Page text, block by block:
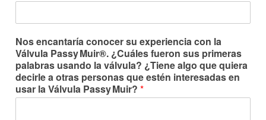
Nos encantaría conocer su experiencia con la
Válvula Passy Muir®. ¿Cuáles fueron sus primeras
palabras usando la válvula? ¿Tiene algo que quiera
decirle a otras personas que estén interesadas en
usar la Válvula Passy Muir? *